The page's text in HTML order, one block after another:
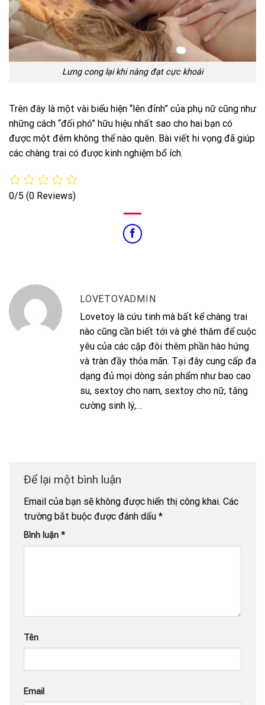
Lưng cong lại khi nàng đạt cực khoái
Trên đây là một vài biểu hiện “lên đỉnh” của phụ nữ cũng như
những cách “đối phó” hữu hiệu nhất sao cho hai bạn có
được một đêm không thể nào quên. Bài viết hi vọng đã giúp
các chàng trai có được kinh nghiệm bổ ích.
0/5 (0 Reviews)
LOVETOYADMIN
Lovetoy là cứu tinh mà bất kể chàng trai
nào cũng cần biết tới và ghé thăm để cuộc
yêu của các cặp đôi thêm phần hào hứng
và tràn đầy thỏa mãn. Tại đây cung cấp đa
dạng đủ mọi dòng sản phẩm như bao cao
su, sextoy cho nam, sextoy cho nữ, tăng
cường sinh lý,…
Để lại một bình luận
Email của bạn sẽ không được hiển thị công khai. Các
trường bắt buộc được đánh dấu *
Bình luận *
Tên
Email